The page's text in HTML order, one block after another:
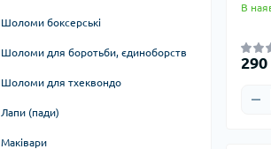
Стрічки, гума
Хулахупи. обручі, кільця
Палиці гімнастичні
Кінезіо тейп
Масажні м'ячі
Шоломи боксерські
Шоломи для боротьби, єдиноборств
Шоломи для тхеквондо
Лапи (пади)
Маківари
В
290